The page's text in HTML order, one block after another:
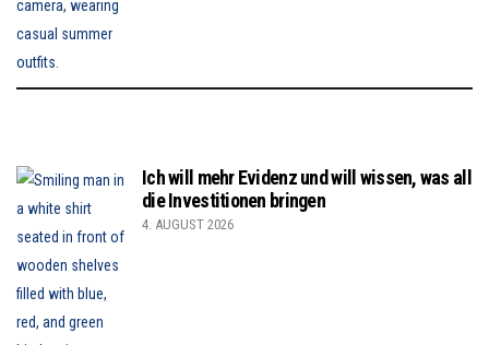
Ich will mehr Evidenz und will wissen, was all
die Investitionen bringen
4. AUGUST 2026